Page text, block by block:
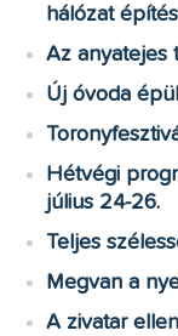
hálózat
Az anyatejes
Új óvoda
Hétvégi
július 24-26.
Teljes
Megvan a
A zivatar